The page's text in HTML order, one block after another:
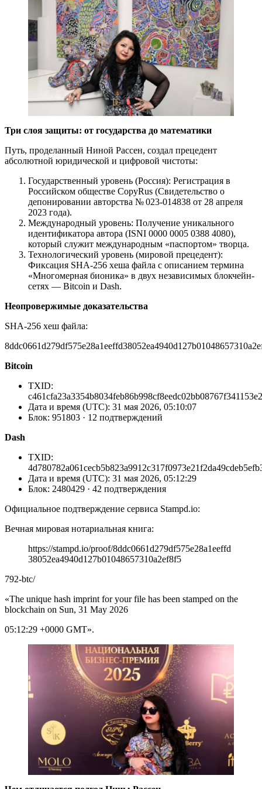
Три слоя защиты: от государства до математики
Путь, проделанный Ниной Рассен, создал прецедент
абсолютной юридической и цифровой чистоты:
Государственный уровень (Россия): Регистрация в
Российском обществе CopyRus (Свидетельство о
депонировании авторства № 023‑014838 от 28 апреля
2023 года).
Международный уровень: Получение уникального
идентификатора автора (ISNI 0000 0005 0388 4080),
который служит международным «паспортом» творца.
Технологический уровень (мировой прецедент):
Фиксация SHA‑256 хеша файла с описанием термина
«Многомерная бионика» в двух независимых блокчейн-
сетях — Bitcoin и Dash.
Неопровержимые доказательства
SHA‑256 хеш файла:
Bitcoin
TXID:
Дата и время (UTC): 31 мая 2026, 05:10:07
Блок: 951803 · 12 подтверждений
Dash
TXID:
Дата и время (UTC): 31 мая 2026, 05:12:29
Блок: 2480429 · 42 подтверждения
Официальное подтверждение сервиса Stampd.io:
Вечная мировая нотариальная книга:
https://stampd.io/proof/8ddc0661d279df575e28a1eeffd
38052ea4940d127b01048657310a2ef8f5
792-btc/
«The unique hash imprint for your file has been stamped on the
blockchain on Sun, 31 May 2026
05:12:29 +0000 GMT».